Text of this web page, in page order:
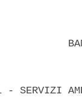
- SERVIZI